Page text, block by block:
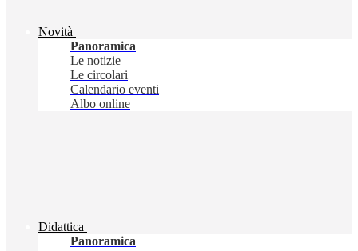
Novità
Panoramica
Le notizie
Le circolari
Calendario eventi
Albo online
Didattica
Panoramica